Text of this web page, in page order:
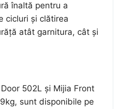
înaltă pentru a
cicluri și clătirea
atât garnitura, cât și
502L și Mijia Front
sunt disponibile pe